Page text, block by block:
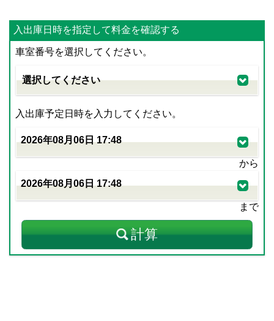
入出庫日時を指定して料金を確認する
車室番号を選択してください。
入出庫予定日時を入力してください。
から
まで
計算